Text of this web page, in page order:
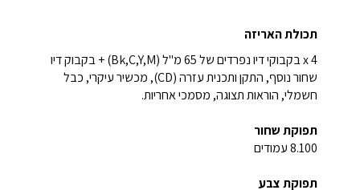
תכולת האריזה
4 x בקבוקי דיו נפרדים של 65 מ"ל ‏(Bk,C,Y,M) + בקבוק דיו
שחור נוסף, התקן ותכנית עזרה (CD), מכשיר עיקרי, כבל
חשמלי, הוראות תצוגה, מסמכי אחריות.
תפוקת שחור
8.100 עמודים
תפוקת צבע